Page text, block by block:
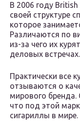
В 2006 году
своей структуре
которое
Различаются по
из-за чего их
деловых встречах.
Практически все
отзываются о
мирового бренда.
что под этой
сигариллы в мире.